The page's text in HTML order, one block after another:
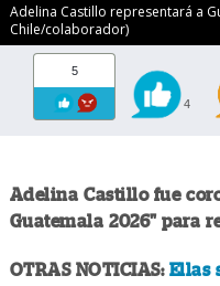
Adelina Castillo representará a
Chile/colaborador)
5
4
Adelina Castillo fue
Guatemala 2026" para
OTRAS NOTICIAS: Ellas